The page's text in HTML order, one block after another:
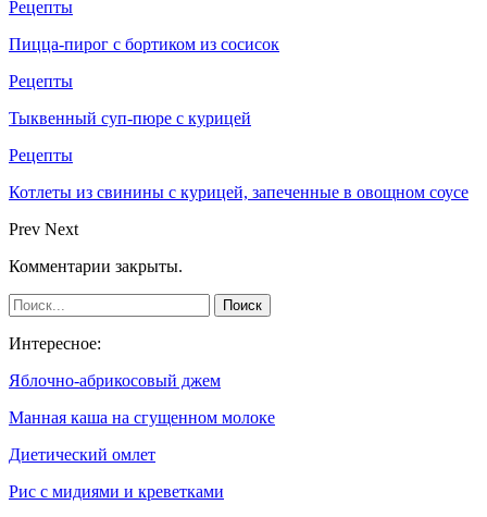
Рецепты
Пицца-пирог с бортиком из сосисок
Рецепты
Тыквенный суп-пюре с курицей
Рецепты
Котлеты из свинины с курицей, запеченные в овощном соусе
Prev Next
Комментарии закрыты.
Интересное:
Яблочно-абрикосовый джем
Манная каша на сгущенном молоке
Диетический омлет
Рис с мидиями и креветками